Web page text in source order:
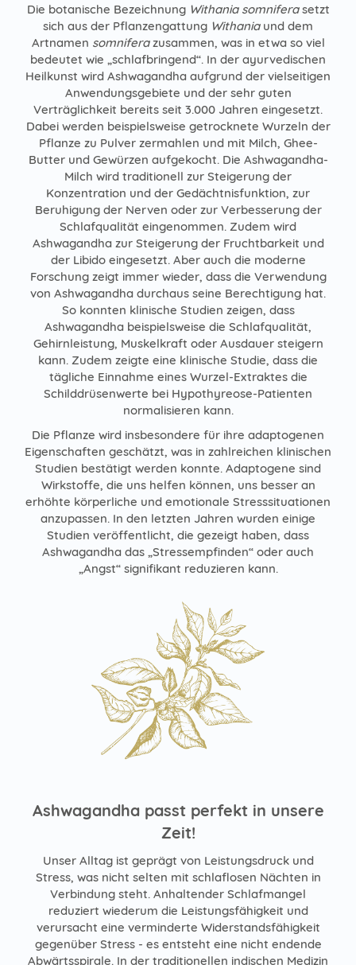
Die botanische Bezeichnung Withania somniferasetzt
sich aus der Pflanzengattung Withaniaund dem
Artnamen somniferazusammen, was in etwa so viel
bedeutet wie „schlafbringend“. In der ayurvedischen
Heilkunst wird Ashwagandha aufgrund der vielseitigen
Anwendungsgebiete und der sehr guten
Verträglichkeit bereits seit 3.000 Jahren eingesetzt.
Dabei werden beispielsweise getrocknete Wurzeln der
Pflanze zu Pulver zermahlen und mit Milch, Ghee-
Butter und Gewürzen aufgekocht. Die Ashwagandha-
Milch wird traditionell zur Steigerung der
Konzentration und der Gedächtnisfunktion, zur
Beruhigung der Nerven oder zur Verbesserung der
Schlafqualität eingenommen. Zudem wird
Ashwagandha zur Steigerung der Fruchtbarkeit und
der Libido eingesetzt. Aber auch die moderne
Forschung zeigt immer wieder, dass die Verwendung
von Ashwagandha durchaus seine Berechtigung hat.
So konnten klinische Studien zeigen, dass
Ashwagandha beispielsweise die Schlafqualität,
Gehirnleistung, Muskelkraft oder Ausdauer steigern
kann. Zudem zeigte eine klinische Studie, dass die
tägliche Einnahme eines Wurzel-Extraktes die
Schilddrüsenwerte bei Hypothyreose-Patienten
normalisieren kann.
Die Pflanze wird insbesondere für ihre adaptogenen
Eigenschaften geschätzt, was in zahlreichen klinischen
Studien bestätigt werden konnte. Adaptogene sind
Wirkstoffe, die uns helfen können, uns besser an
erhöhte körperliche und emotionale Stresssituationen
anzupassen. In den letzten Jahren wurden einige
Studien veröffentlicht, die gezeigt haben, dass
Ashwagandha das „Stressempfinden“ oder auch
„Angst“ signifikant reduzieren kann.
Ashwagandha passt perfekt in unsere
Zeit!
Unser Alltag ist geprägt von Leistungsdruck und
Stress, was nicht selten mit schlaflosen Nächten in
Verbindung steht. Anhaltender Schlafmangel
reduziert wiederum die Leistungsfähigkeit und
verursacht eine verminderte Widerstandsfähigkeit
gegenüber Stress - es entsteht eine nicht endende
Abwärtsspirale. In der traditionellen indischen Medizin